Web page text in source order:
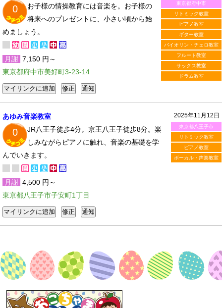
東京都府中市
リトミック教室
ピアノ教室
ギター教室
バイオリン・チェロ教室
フルート教室
サックス教室
ドラム教室
0
お子様の情操教育には音楽を。お子様の
将来へのプレゼントに、小さい頃から始
めましょう。
月謝 7,150 円～
東京都府中市美好町3-23-14
2025年11月12日
東京都八王子市
リトミック教室
ピアノ教室
ボーカル・声楽教室
あゆみ音楽教室
0
JR八王子徒歩4分。京王八王子徒歩8分。楽
しみながらピアノに触れ、音楽の基礎を学
んでいきます。
月謝 4,500 円～
東京都八王子市子安町1丁目